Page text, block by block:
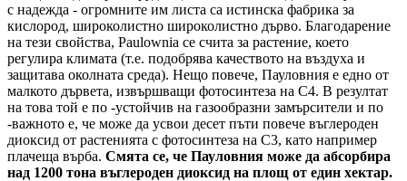
с надежда - огромните им листа са истинска фабрика за
кислород, широколистно широколистно дърво. Благодарение
на тези свойства, Paulownia се счита за растение, което
регулира климата (т.е. подобрява качеството на въздуха и
защитава околната среда). Нещо повече, Пауловния е едно от
малкото дървета, извършващи фотосинтеза на С4. В резултат
на това той е по -устойчив на газообразни замърсители и по
-важното е, че може да усвои десет пъти повече въглероден
диоксид от растенията с фотосинтеза на С3, като например
плачеща върба. Смята се, че Пауловния може да абсорбира
над 1200 тона въглероден диоксид на площ от един хектар.